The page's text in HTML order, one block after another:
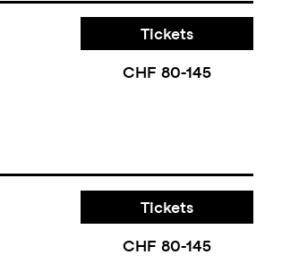
Tickets
CHF 80-145
Tickets
CHF 80-145